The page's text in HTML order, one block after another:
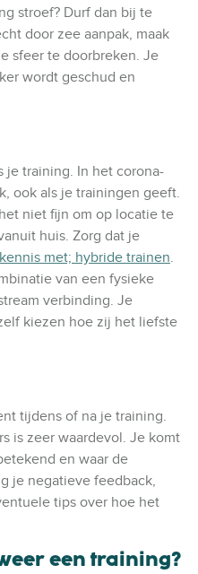
stroef? Durf dan bij te
door zee aanpak, maak
sfeer te doorbreken. Je
wordt geschud en
je training. In het corona-
ook als je trainingen geeft.
niet fijn om op locatie te
huis. Zorg dat je
met; hybride trainen.
van een fysieke
verbinding. Je
kiezen hoe zij het liefste
tijdens of na je training.
is zeer waardevol. Je komt
en waar de
je negatieve feedback,
tips over hoe het
een training?